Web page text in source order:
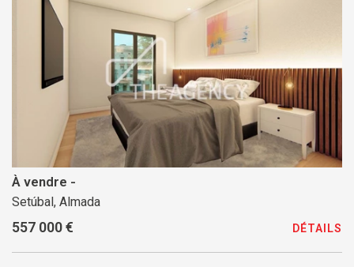
À vendre -
Setúbal, Almada
557 000 € DÉTAILS